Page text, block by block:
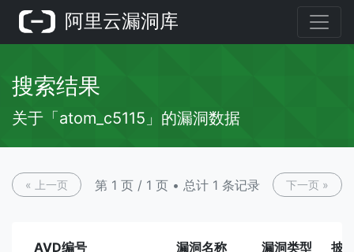
阿里云漏洞库
搜索结果
关于「atom_c5115」的漏洞数据
« 上一页 第 1 页 / 1 页 • 总计 1 条记录 下一页 »
AVD编号 漏洞名称 漏洞类型 披